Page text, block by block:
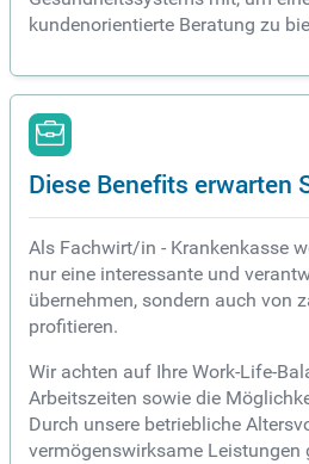
kundenorientierte Beratung zu
Diese Benefits erwarten
Als Fachwirt/in - Krankenkasse
nur eine interessante und
übernehmen, sondern auch von
profitieren.
Wir achten auf Ihre Work-Life-
Arbeitszeiten sowie die
Durch unsere betriebliche
vermögenswirksame Leistungen